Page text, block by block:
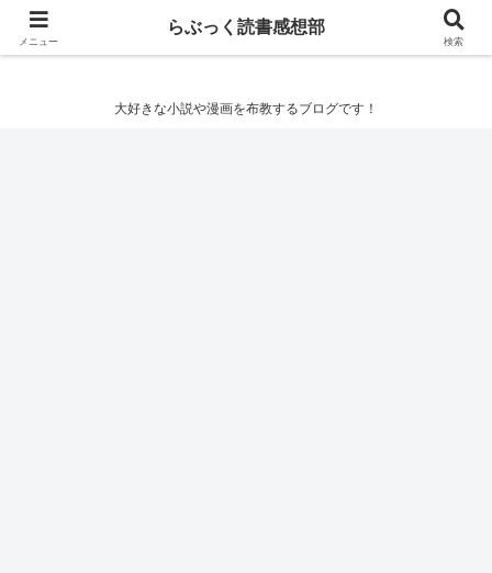
らぶっく読書感想部
大好きな小説や漫画を布教するブログです！
メニュー
らぶっく読書感想部
検索